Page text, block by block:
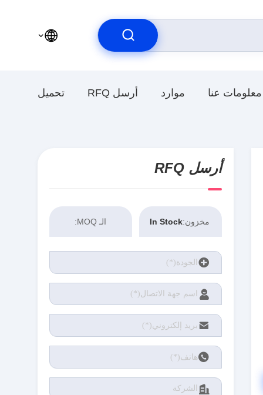
معلومات عنا موارد أرسل RFQ تحميل
أرسل RFQ
مخزون:In Stock الـ MOQ: